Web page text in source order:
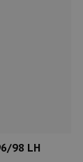
98 LH